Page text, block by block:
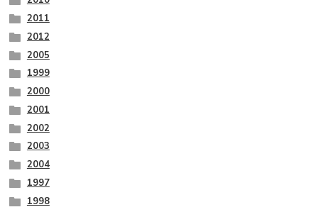
2011
2012
2005
1999
2000
2001
2002
2003
2004
1997
1998